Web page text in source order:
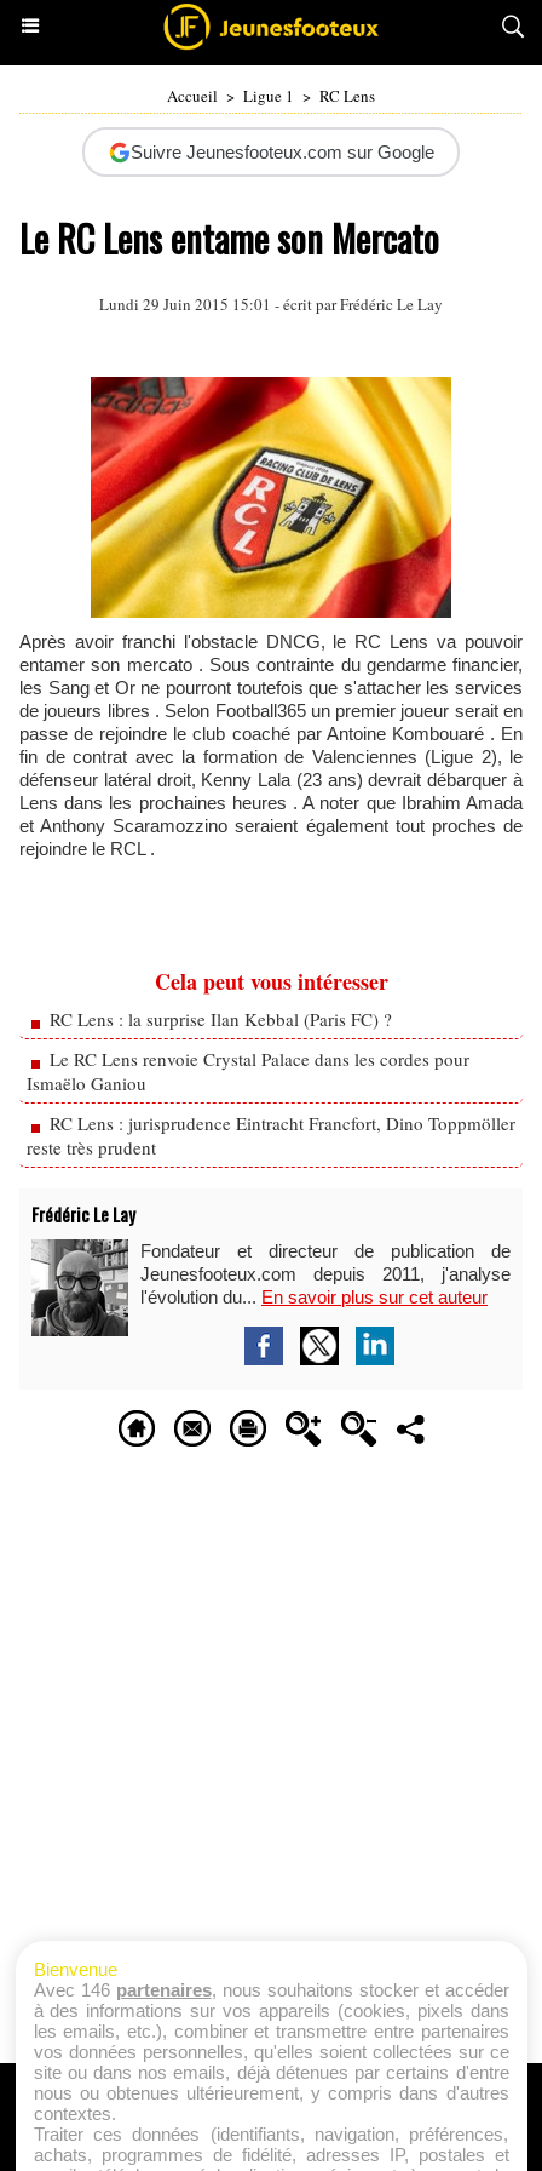
Accueil > Ligue 1 > RC Lens
Suivre Jeunesfooteux.com sur Google
Le RC Lens entame son Mercato
Lundi 29 Juin 2015 15:01 - écrit parFrédéric Le Lay
Après avoir franchi l'obstacle DNCG, le RC Lens va pouvoir
entamer son mercato . Sous contrainte du gendarme financier,
les Sang et Or ne pourront toutefois que s'attacher les services
de joueurs libres . Selon Football365 un premier joueur serait en
passe de rejoindre le club coaché par Antoine Kombouaré . En
fin de contrat avec la formation de Valenciennes (Ligue 2), le
défenseur latéral droit, Kenny Lala (23 ans) devrait débarquer à
Lens dans les prochaines heures . A noter que Ibrahim Amada
et Anthony Scaramozzino seraient également tout proches de
rejoindre le RCL .
Cela peut vous intéresser
RC Lens : la surprise Ilan Kebbal (Paris FC) ?
Le RC Lens renvoie Crystal Palace dans les cordes pour
Ismaëlo Ganiou
RC Lens : jurisprudence Eintracht Francfort, Dino Toppmöller
reste très prudent
Frédéric Le Lay
Fondateur et directeur de publication de
Jeunesfooteux.com depuis 2011, j'analyse
l'évolution du... En savoir plus sur cet auteur
A PROPOS
Qui sommes nous ?
Bienvenue
Avec 146 partenaires, nous souhaitons stocker et accéder
à des informations sur vos appareils (cookies, pixels dans
les emails, etc.), combiner et transmettre entre partenaires
vos données personnelles, qu'elles soient collectées sur ce
site ou dans nos emails, déjà détenues par certains d'entre
nous ou obtenues ultérieurement, y compris dans d'autres
contextes.
Traiter ces données (identifiants, navigation, préférences,
achats, programmes de fidélité, adresses IP, postales et